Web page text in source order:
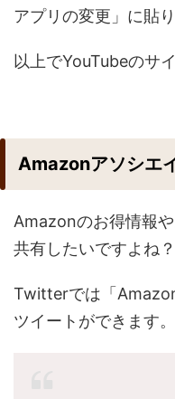
アプリの変更」に貼り
以上でYouTubeのサ
Amazonアソシエ
Amazonのお得情報
共有したいですよね？
Twitterでは「
ツイートができます。